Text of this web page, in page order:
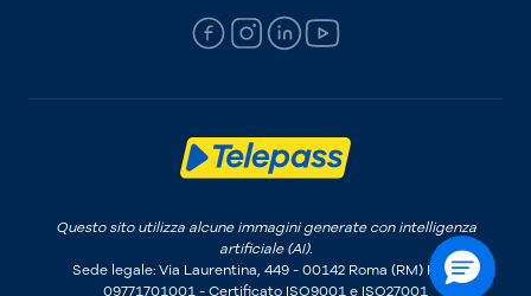
Questo sito utilizza alcune immagini generate con intelligenza
artificiale (AI).
Sede legale: Via Laurentina, 449 - 00142 Roma (RM) P.IVA
09771701001 - Certificato ISO9001 e ISO27001